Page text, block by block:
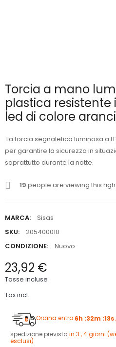
Torcia a mano
plastica
led di colore
La torcia segnaletica luminosa a
per garantire la sicurezza in
soprattutto durante la notte.
19 people are viewing this
MARCA:
Sisas
SKU:
205400010
CONDIZIONE:
Nuovo
23,92 €
Tasse incluse
Tax incl.
Ordina entro 6h :32m :12s,
spedizione prevista in 3 , 4 giorni
esclusi)